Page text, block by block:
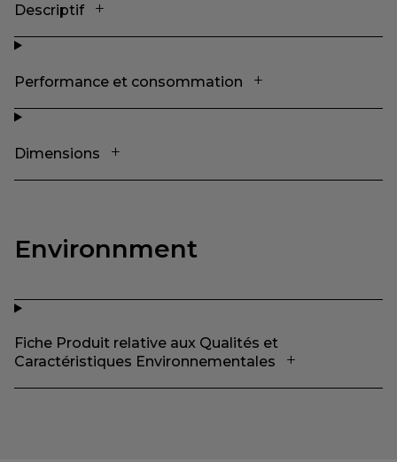
Descriptif
Performance et consommation
Dimensions
Environnment
Fiche Produit relative aux Qualités et
Caractéristiques Environnementales